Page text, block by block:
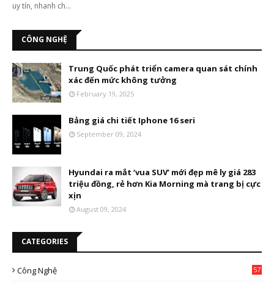
uy tín, nhanh ch…
CÔNG NGHỆ
Trung Quốc phát triển camera quan sát chính
xác đến mức không tưởng
February 19, 2025
Bảng giá chi tiết Iphone 16 seri
September 09, 2024
Hyundai ra mắt ‘vua SUV’ mới đẹp mê ly giá 283
triệu đồng, rẻ hơn Kia Morning mà trang bị cực
xịn
August 09, 2024
CATEGORIES
Công Nghệ 57